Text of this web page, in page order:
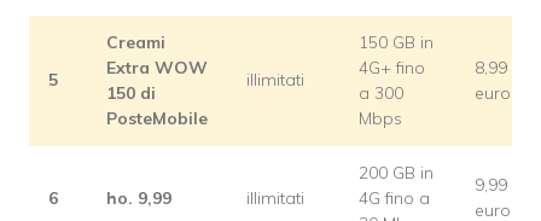
5
Creami
Extra WOW
150 di
PosteMobile
illimitati
150 GB in
4G+ fino
a 300
Mbps
8,99
euro
6 ho. 9,99 illimitati
200 GB in
4G fino a
9,99
euro